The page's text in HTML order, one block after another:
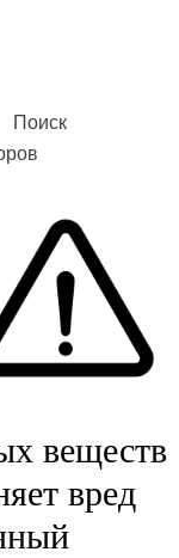
Поиск
веществ
вред